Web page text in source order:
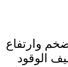
وارتفاع
الوقود